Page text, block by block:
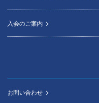
入会のご案内
お問い合わせ